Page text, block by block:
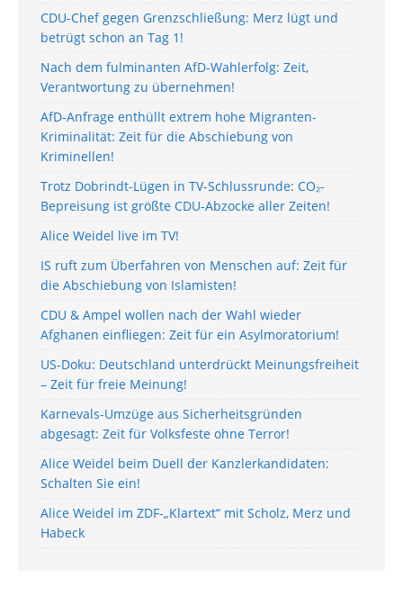
CDU-Chef gegen Grenzschließung: Merz lügt und
betrügt schon an Tag 1!
Nach dem fulminanten AfD-Wahlerfolg: Zeit,
Verantwortung zu übernehmen!
AfD-Anfrage enthüllt extrem hohe Migranten-
Kriminalität: Zeit für die Abschiebung von
Kriminellen!
Trotz Dobrindt-Lügen in TV-Schlussrunde: CO₂-
Bepreisung ist größte CDU-Abzocke aller Zeiten!
Alice Weidel live im TV!
IS ruft zum Überfahren von Menschen auf: Zeit für
die Abschiebung von Islamisten!
CDU & Ampel wollen nach der Wahl wieder
Afghanen einfliegen: Zeit für ein Asylmoratorium!
US-Doku: Deutschland unterdrückt Meinungsfreiheit
– Zeit für freie Meinung!
Karnevals-Umzüge aus Sicherheitsgründen
abgesagt: Zeit für Volksfeste ohne Terror!
Alice Weidel beim Duell der Kanzlerkandidaten:
Schalten Sie ein!
Alice Weidel im ZDF-„Klartext“ mit Scholz, Merz und
Habeck